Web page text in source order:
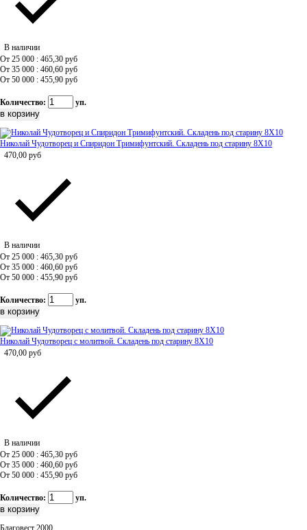
В наличии
От 25 000 : 465,30 руб
От 35 000 : 460,60 руб
От 50 000 : 455,90 руб
Количество: уп.
Николай Чудотворец и Спиридон Тримифунтский. Складень под старину 8Х10
470,00 руб
В наличии
От 25 000 : 465,30 руб
От 35 000 : 460,60 руб
От 50 000 : 455,90 руб
Количество: уп.
Николай Чудотворец с молитвой. Складень под старину 8Х10
470,00 руб
В наличии
От 25 000 : 465,30 руб
От 35 000 : 460,60 руб
От 50 000 : 455,90 руб
Количество: уп.
Благовест 2000